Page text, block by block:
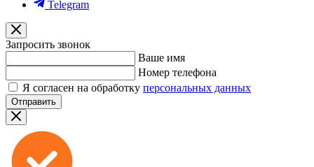
Telegram
Запросить звонок
Ваше имя
Номер телефона
Я согласен на обработку персональных данных
Отправить